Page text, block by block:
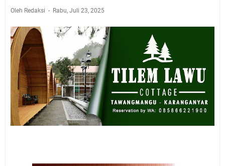
Oleh Redaksi Rabu, Juli 23, 2025